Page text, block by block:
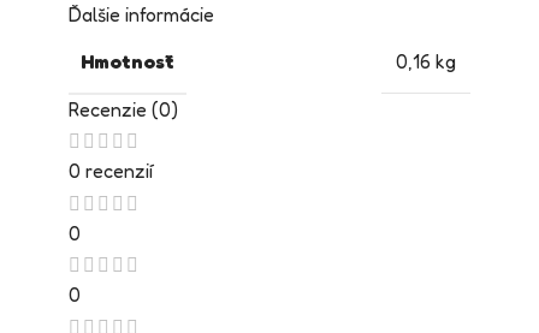
Ďalšie informácie
Hmotnosť
0,16 kg
Recenzie (0)
0 recenzií
0
0